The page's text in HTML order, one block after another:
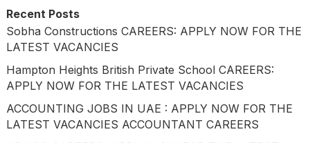
Recent Posts
Sobha Constructions CAREERS: APPLY NOW FOR THE
LATEST VACANCIES
Hampton Heights British Private School CAREERS:
APPLY NOW FOR THE LATEST VACANCIES
ACCOUNTING JOBS IN UAE : APPLY NOW FOR THE
LATEST VACANCIES ACCOUNTANT CAREERS